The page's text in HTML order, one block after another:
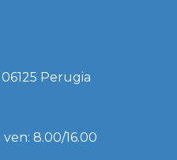
Perugia
8.00/16.00